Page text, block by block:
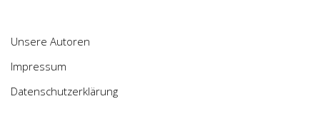
Unsere Autoren
Impressum
Datenschutzerklärung